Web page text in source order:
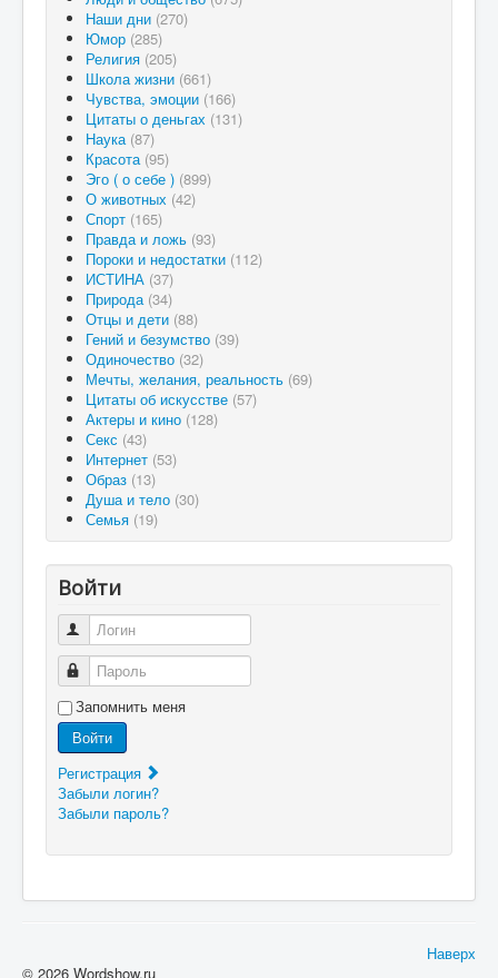
Наши дни (270)
Юмор (285)
Религия (205)
Школа жизни (661)
Чувства, эмоции (166)
Цитаты о деньгах (131)
Наука (87)
Красота (95)
Эго ( о себе ) (899)
О животных (42)
Спорт (165)
Правда и ложь (93)
Пороки и недостатки (112)
ИСТИНА (37)
Природа (34)
Отцы и дети (88)
Гений и безумство (39)
Одиночество (32)
Мечты, желания, реальность (69)
Цитаты об искусстве (57)
Актеры и кино (128)
Секс (43)
Интернет (53)
Образ (13)
Душа и тело (30)
Семья (19)
Войти
Логин
Пароль
Запомнить меня
Войти
Регистрация
Забыли логин?
Забыли пароль?
Наверх
© 2026 Wordshow.ru